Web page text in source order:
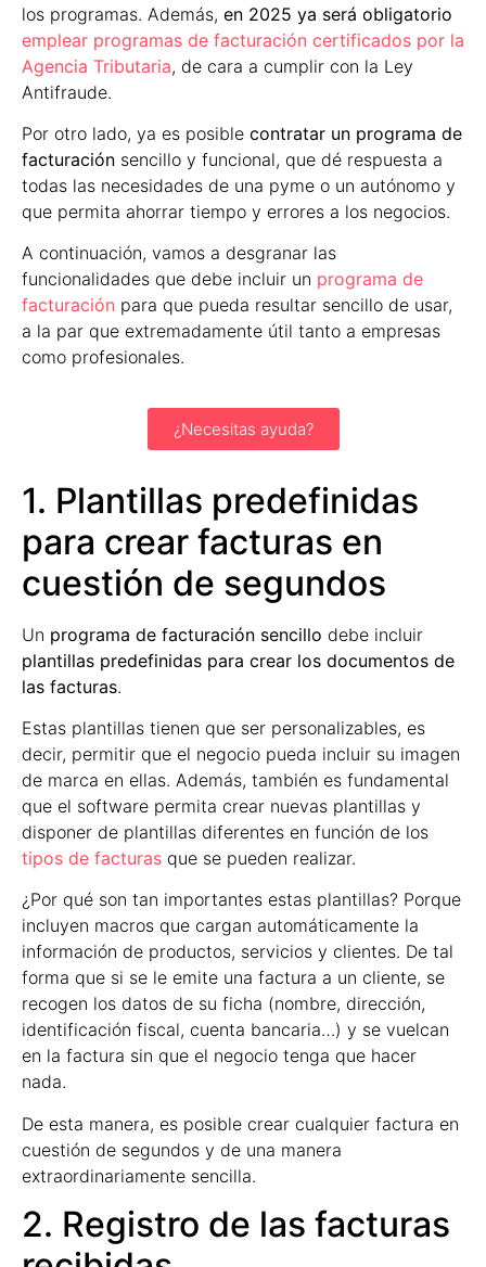
los programas. Además, en 2025 ya será obligatorio
emplear programas de facturación certificados por la
Agencia Tributaria, de cara a cumplir con la Ley
Antifraude.
Por otro lado, ya es posible contratar un programa de
facturación sencillo y funcional, que dé respuesta a
todas las necesidades de una pyme o un autónomo y
que permita ahorrar tiempo y errores a los negocios.
A continuación, vamos a desgranar las
funcionalidades que debe incluir un programa de
facturación para que pueda resultar sencillo de usar,
a la par que extremadamente útil tanto a empresas
como profesionales.
¿Necesitas ayuda?
1. Plantillas predefinidas
para crear facturas en
cuestión de segundos
Un programa de facturación sencillo debe incluir
plantillas predefinidas para crear los documentos de
las facturas.
Estas plantillas tienen que ser personalizables, es
decir, permitir que el negocio pueda incluir su imagen
de marca en ellas. Además, también es fundamental
que el software permita crear nuevas plantillas y
disponer de plantillas diferentes en función de los
tipos de facturas que se pueden realizar.
¿Por qué son tan importantes estas plantillas? Porque
incluyen macros que cargan automáticamente la
información de productos, servicios y clientes. De tal
forma que si se le emite una factura a un cliente, se
recogen los datos de su ficha (nombre, dirección,
identificación fiscal, cuenta bancaria…) y se vuelcan
en la factura sin que el negocio tenga que hacer
nada.
De esta manera, es posible crear cualquier factura en
cuestión de segundos y de una manera
extraordinariamente sencilla.
2. Registro de las facturas